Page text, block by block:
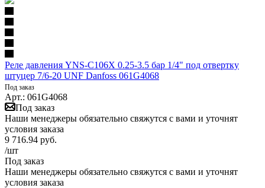
Реле давления YNS-C106X 0.25-3.5 бар 1/4" под отвертку
штуцер 7/6-20 UNF Danfoss 061G4068
Под заказ
Арт.: 061G4068
Под заказ
Наши менеджеры обязательно свяжутся с вами и уточнят
условия заказа
9 716.94 руб.
/шт
Под заказ
Наши менеджеры обязательно свяжутся с вами и уточнят
условия заказа